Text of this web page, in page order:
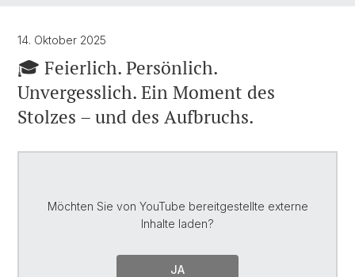
14. Oktober 2025
🎓 Feierlich. Persönlich.
Unvergesslich. Ein Moment des
Stolzes – und des Aufbruchs.
Möchten Sie von YouTube bereitgestellte externe
Inhalte laden?
JA